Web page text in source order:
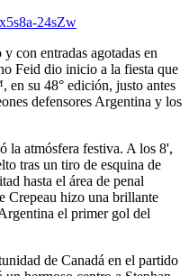
24sZw
con entradas agotadas en
Feid dio inicio a la fiesta que
su 48° edición, justo antes
defensores Argentina y los
la atmósfera festiva. A los 8',
tras un tiro de esquina de
hasta el área de penal
Crepeau hizo una brillante
el primer gol del
de Canadá en el partido